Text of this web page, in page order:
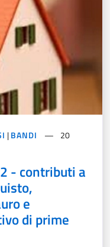
|BANDI
20
- contributi a
e
di prime